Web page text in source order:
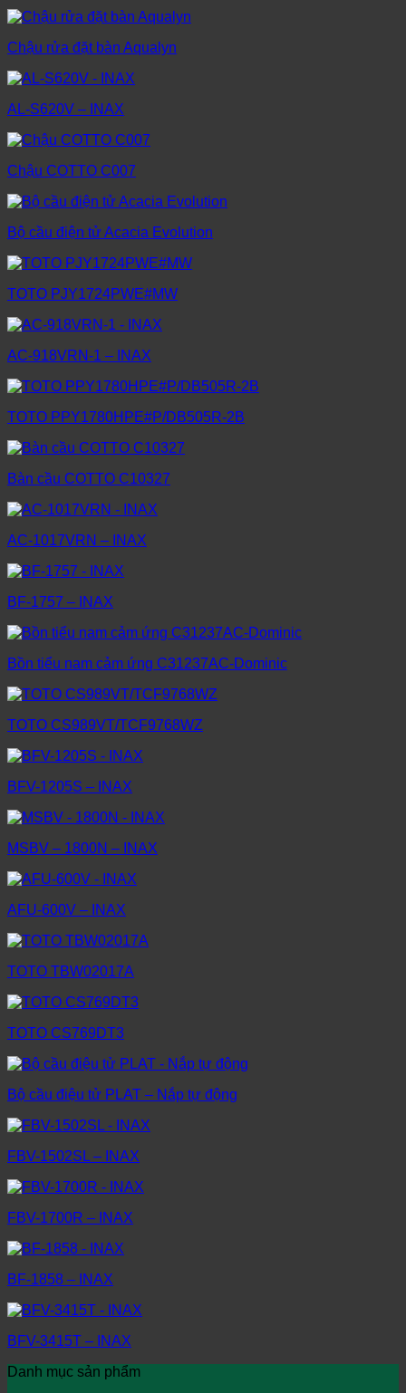
Chậu rửa đặt bàn Aqualyn
AL-S620V – INAX
Chậu COTTO C007
Bộ cầu điện tử Acacia Evolution
TOTO PJY1724PWE#MW
AC-918VRN-1 – INAX
TOTO PPY1780HPE#P/DB505R-2B
Bàn cầu COTTO C10327
AC-1017VRN – INAX
BF-1757 – INAX
Bồn tiểu nam cảm ứng C31237AC-Dominic
TOTO CS989VT/TCF9768WZ
BFV-1205S – INAX
MSBV – 1800N – INAX
AFU-600V – INAX
TOTO TBW02017A
TOTO CS769DT3
Bộ cầu điệu tử PLAT – Nắp tự động
FBV-1502SL – INAX
FBV-1700R – INAX
BF-1858 – INAX
BFV-3415T – INAX
Danh mục sản phẩm